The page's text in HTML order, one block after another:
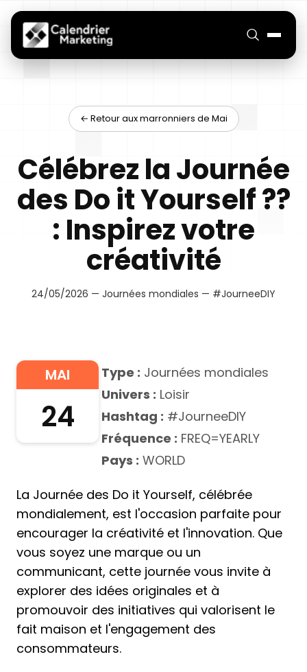
← Retour aux marronniers de Mai
Célébrez la Journée
des Do it Yourself ??
: Inspirez votre
créativité
24/05/2026 — Journées mondiales — #JourneeDIY
MAI
24
Type : Journées mondiales
Univers : Loisir
Hashtag : #JourneeDIY
Fréquence : FREQ=YEARLY
Pays : WORLD
La Journée des Do it Yourself, célébrée
mondialement, est l'occasion parfaite pour
encourager la créativité et l'innovation. Que
vous soyez une marque ou un
communicant, cette journée vous invite à
explorer des idées originales et à
promouvoir des initiatives qui valorisent le
fait maison et l'engagement des
consommateurs.